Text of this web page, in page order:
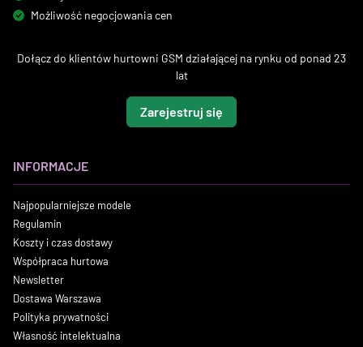
Możliwość negocjowania cen
Dołącz do klientów hurtowni GSM działającej na rynku od ponad 23
lat
Zarejestruj się
INFORMACJE
Najpopularniejsze modele
Regulamin
Koszty i czas dostawy
Współpraca hurtowa
Newsletter
Dostawa Warszawa
Polityka prywatności
Własność intelektualna